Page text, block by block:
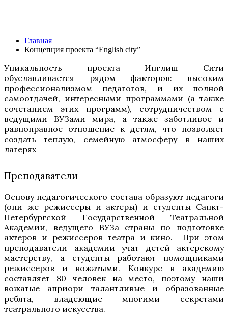
Главная
Концепция проекта “English city”
Уникальность проекта Инглиш Сити
обуславливается рядом факторов: высоким
профессионализмом педагогов, и их полной
самоотдачей, интересными программами (а также
сочетанием этих программ), сотрудничеством с
ведущими ВУЗами мира, а также заботливое и
равноправное отношение к детям, что позволяет
создать теплую, семейную атмосферу в наших
лагерях
Преподаватели
Основу педагогического состава образуют педагоги
(они же режиссеры и актеры) и студенты Санкт-
Петербургской Государственной Театральной
Академии, ведущего ВУЗа страны по подготовке
актеров и режиссеров театра и кино. При этом
преподаватели академии учат детей актерскому
мастерству, а студенты работают помощниками
режиссеров и вожатыми. Конкурс в академию
составляет 80 человек на место, поэтому наши
вожатые априори талантливые и образованные
ребята, владеющие многими секретами
театрального искусства.